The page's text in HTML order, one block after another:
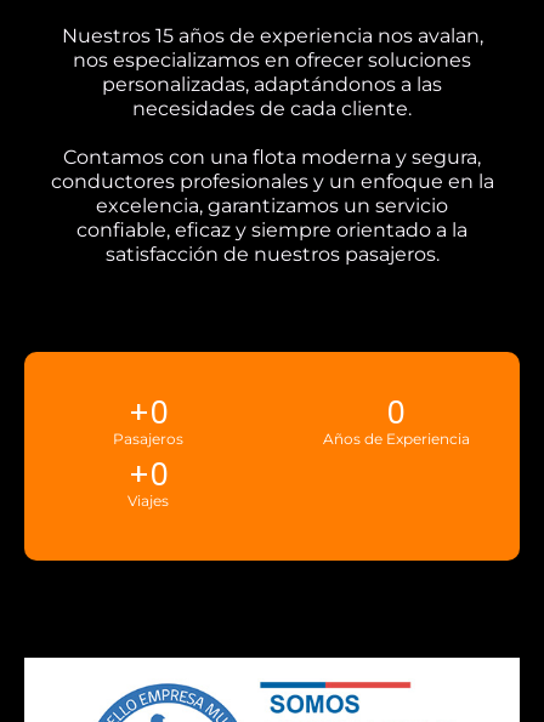
Nuestros 15 años de experiencia nos avalan,
nos especializamos en ofrecer soluciones
personalizadas, adaptándonos a las
necesidades de cada cliente.
Contamos con una flota moderna y segura,
conductores profesionales y un enfoque en la
excelencia, garantizamos un servicio
confiable, eficaz y siempre orientado a la
satisfacción de nuestros pasajeros.
Pasajeros
+0
Años de Experiencia
0
Viajes
+0